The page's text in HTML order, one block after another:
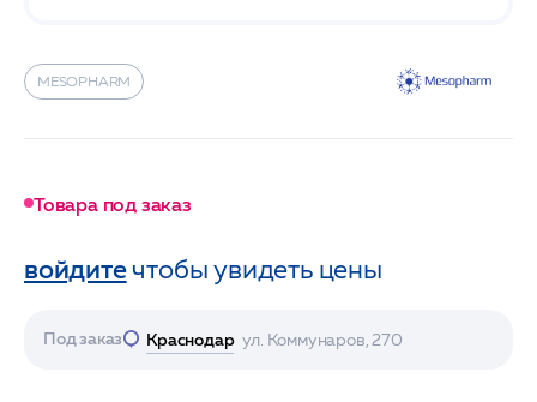
MESOPHARM
Товара под заказ
войдитечтобы увидеть цены
Под заказ Краснодар ул. Коммунаров, 270